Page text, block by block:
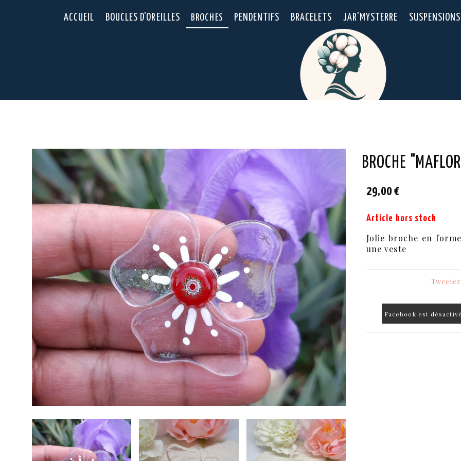
ACCUEIL BOUCLES D'OREILLES BROCHES PENDENTIFS BRACELETS JAR'MYSTERRE
BROCHE
29,00 €
Article hors stock
Jolie broche en
une veste
Tweeter
Facebook est